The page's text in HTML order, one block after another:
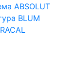
ABSOLUT
BLUM